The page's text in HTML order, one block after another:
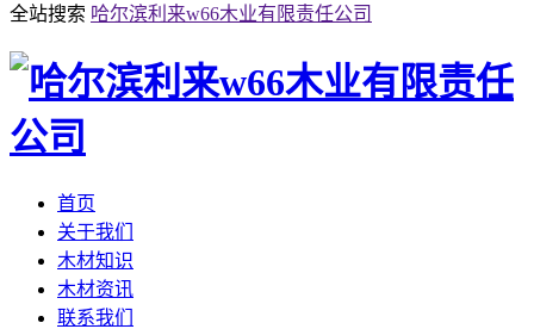
全站搜索 哈尔滨利来w66木业有限责任公司
首页
关于我们
木材知识
木材资讯
联系我们